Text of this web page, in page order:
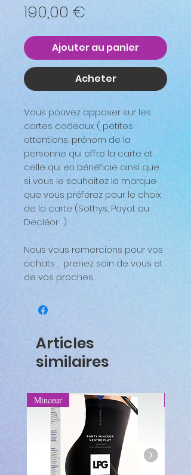
190,00 €
Ajouter au panier
Acheter
Vous pouvez apposer sur les
cartes cadeaux ( petites
attentions, prénom de la
personne qui offre la carte et
celle qui en bénéficie ainsi que
si vous le souhaitez la marque
que vous préférez pour le choix
de la carte (Sothys, Payot ou
Decléor )
Nous vous remercions pour vos
achats , prenez soin de vous et
de vos proches .
Articles
similaires
Minceur